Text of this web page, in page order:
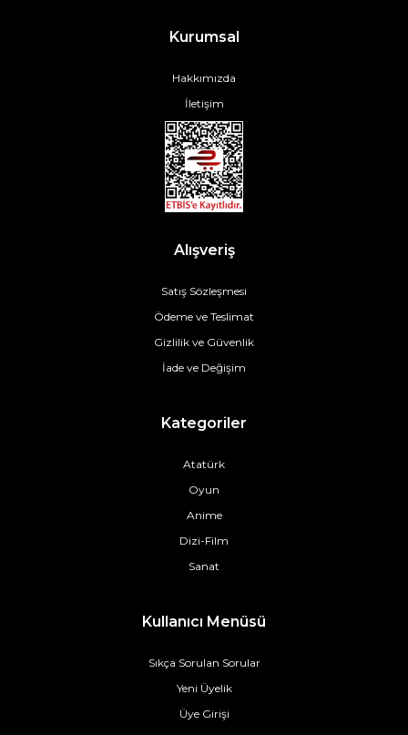
Kurumsal
Hakkımızda
İletişim
Alışveriş
Satış Sözleşmesi
Ödeme ve Teslimat
Gizlilik ve Güvenlik
İade ve Değişim
Kategoriler
Atatürk
Oyun
Anime
Dizi-Film
Sanat
Kullanıcı Menüsü
Sıkça Sorulan Sorular
Yeni Üyelik
Üye Girişi